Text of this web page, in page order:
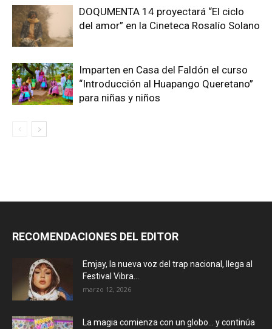
DOQUMENTA 14 proyectará “El ciclo
del amor” en la Cineteca Rosalío Solano
Imparten en Casa del Faldón el curso
“Introducción al Huapango Queretano”
para niñas y niños
RECOMENDACIONES DEL EDITOR
Emjay, la nueva voz del trap nacional, llega al
Festival Vibra...
marzo 12, 2026
La magia comienza con un globo… y continúa